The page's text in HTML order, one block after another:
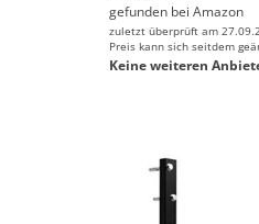
gefunden bei Amazon
zuletzt überprüft am
Preis kann sich seitdem
Keine weiteren